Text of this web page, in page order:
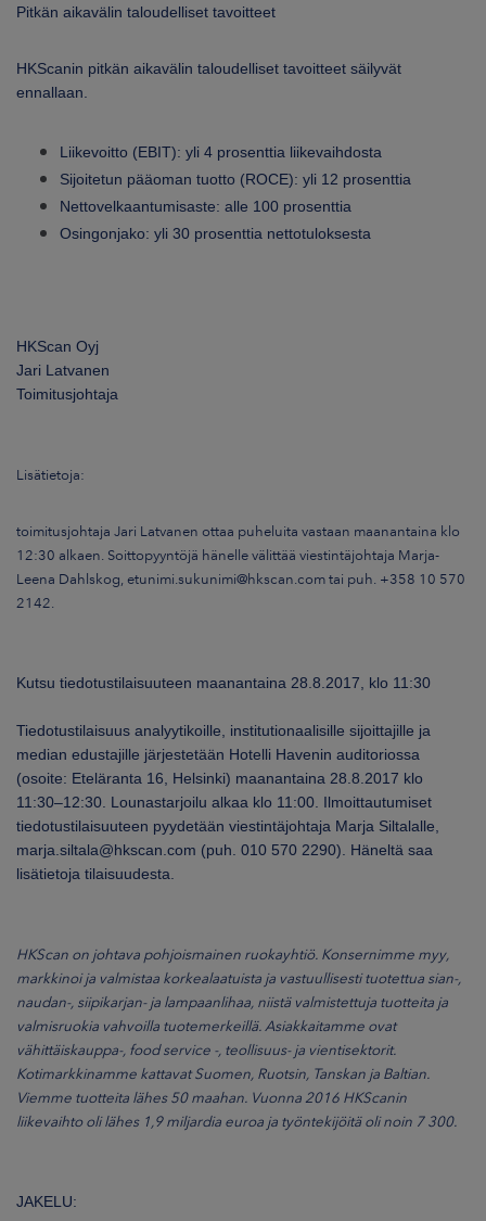
Pitkän aikavälin taloudelliset tavoitteet
HKScanin pitkän aikavälin taloudelliset tavoitteet säilyvät
ennallaan.
Liikevoitto (EBIT): yli 4 prosenttia liikevaihdosta
Sijoitetun pääoman tuotto (ROCE): yli 12 prosenttia
Nettovelkaantumisaste: alle 100 prosenttia
Osingonjako: yli 30 prosenttia nettotuloksesta
HKScan Oyj
Jari Latvanen
Toimitusjohtaja
Lisätietoja:
toimitusjohtaja Jari Latvanen ottaa puheluita vastaan maanantaina klo
12:30 alkaen. Soittopyyntöjä hänelle välittää viestintäjohtaja Marja-
Leena Dahlskog, etunimi.sukunimi@hkscan.com tai puh. +358 10 570
2142.
Kutsu tiedotustilaisuuteen maanantaina 28.8.2017, klo 11:30
Tiedotustilaisuus analyytikoille, institutionaalisille sijoittajille ja
median edustajille järjestetään Hotelli Havenin auditoriossa
(osoite: Eteläranta 16, Helsinki) maanantaina 28.8.2017 klo
11:30–12:30. Lounastarjoilu alkaa klo 11:00. Ilmoittautumiset
tiedotustilaisuuteen pyydetään viestintäjohtaja Marja Siltalalle,
marja.siltala@hkscan.com (puh. 010 570 2290). Häneltä saa
lisätietoja tilaisuudesta.
HKScan on johtava pohjoismainen ruokayhtiö. Konsernimme myy,
markkinoi ja valmistaa korkealaatuista ja vastuullisesti tuotettua sian-,
naudan-, siipikarjan- ja lampaanlihaa, niistä valmistettuja tuotteita ja
valmisruokia vahvoilla tuotemerkeillä. Asiakkaitamme ovat
vähittäiskauppa-, food service -, teollisuus- ja vientisektorit.
Kotimarkkinamme kattavat Suomen, Ruotsin, Tanskan ja Baltian.
Viemme tuotteita lähes 50 maahan. Vuonna 2016 HKScanin
liikevaihto oli lähes 1,9 miljardia euroa ja työntekijöitä oli noin 7 300.
JAKELU: